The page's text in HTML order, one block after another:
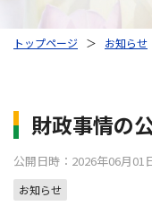
トップページ ＞ お知らせ
財政事情の
公開日時：2026年06月01
お知らせ